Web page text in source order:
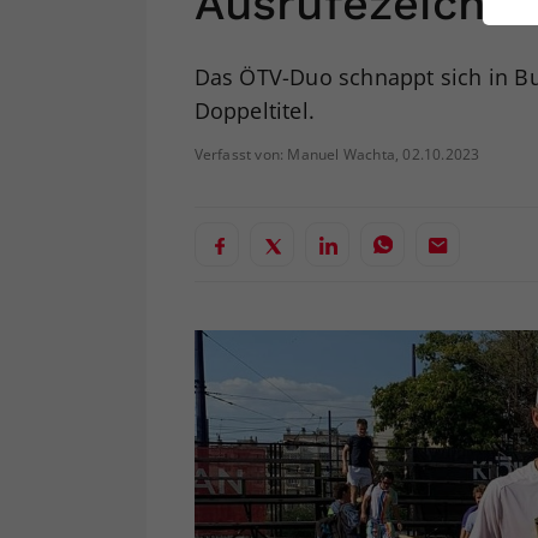
Das ÖTV-Duo schnappt sich in
Doppeltitel.
Verfasst von: Manuel Wachta, 02.10.2023